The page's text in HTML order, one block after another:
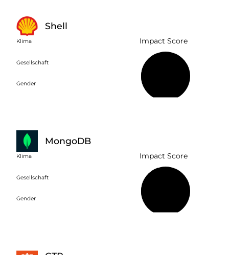
Shell
Klima
Gesellschaft
Gender
Impact Score
MongoDB
Klima
Gesellschaft
Gender
Impact Score